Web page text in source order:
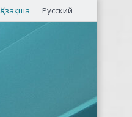
Қазақша Русский